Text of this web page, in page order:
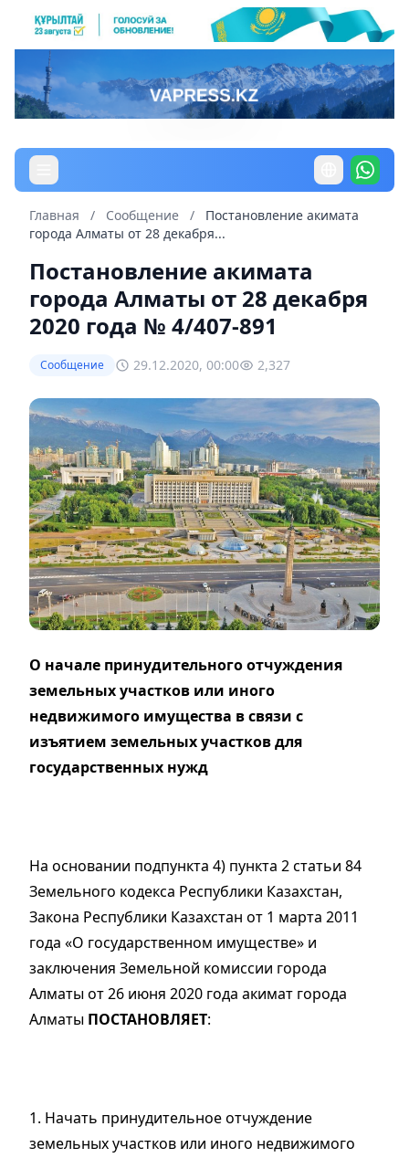
Главная / Сообщение /
Постановление акимата
города Алматы от 28 декабря...
Постановление акимата
города Алматы от 28 декабря
2020 года № 4/407-891
Сообщение 29.12.2020, 00:00 2,327
О начале принудительного отчуждения
земельных участков или иного
недвижимого имущества в связи с
изъятием земельных участков для
государственных нужд
На основании подпункта 4) пункта 2 статьи 84
Земельного кодекса Республики Казахстан,
Закона Республики Казахстан от 1 марта 2011
года «О государственном имуществе» и
заключения Земельной комиссии города
Алматы от 26 июня 2020 года акимат города
Алматы ПОСТАНОВЛЯЕТ:
1. Начать принудительное отчуждение
земельных участков или иного недвижимого